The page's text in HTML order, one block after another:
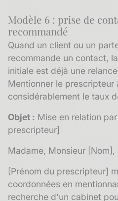
Modèle 6 : prise de
recommandé
Quand un client ou un
recommande un contact, la
initiale est déjà une
Mentionner le prescripteur
considérablement le taux
Objet : Mise en relation
prescripteur]
Madame, Monsieur [Nom],
[Prénom du prescripteur]
coordonnées en
recherche d'un cabinet